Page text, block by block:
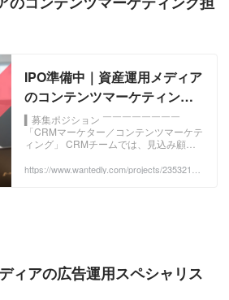
IPO準備中｜資産運用メディア
のコンテンツマーケティング
担当 - 株式会社TAPPのWebマ
ーケティングの採用 -
Wantedly
▍募集ポジション ￣￣￣￣￣￣￣￣
「CRMマーケター／コンテンツマーケテ
ィング」 CRMチームでは、見込み顧
https://www.wantedly.com/projects/2353214?
ィアの広告運用スペシャリス